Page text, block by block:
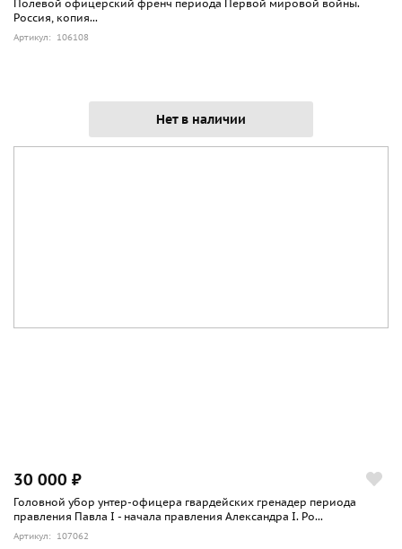
Полевой офицерский френч периода Первой мировой войны.
Россия, копия...
Артикул: 106108
Нет в наличии
30 000 ₽
Головной убор унтер-офицера гвардейских гренадер периода
правления Павла I - начала правления Александра I. Ро...
Артикул: 107062